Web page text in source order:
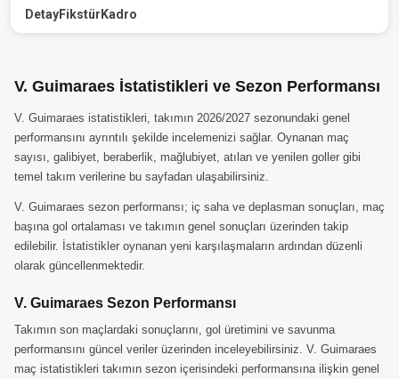
DetayFikstür Kadro
V. Guimaraes İstatistikleri ve Sezon Performansı
V. Guimaraes istatistikleri, takımın 2026/2027 sezonundaki genel
performansını ayrıntılı şekilde incelemenizi sağlar. Oynanan maç
sayısı, galibiyet, beraberlik, mağlubiyet, atılan ve yenilen goller gibi
temel takım verilerine bu sayfadan ulaşabilirsiniz.
V. Guimaraes sezon performansı; iç saha ve deplasman sonuçları, maç
başına gol ortalaması ve takımın genel sonuçları üzerinden takip
edilebilir. İstatistikler oynanan yeni karşılaşmaların ardından düzenli
olarak güncellenmektedir.
V. Guimaraes Sezon Performansı
Takımın son maçlardaki sonuçlarını, gol üretimini ve savunma
performansını güncel veriler üzerinden inceleyebilirsiniz. V. Guimaraes
maç istatistikleri takımın sezon içerisindeki performansına ilişkin genel